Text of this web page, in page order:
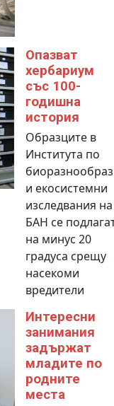
Опазват
хербариум
със 100-
годишна
история
Образците в
Института по
и екосистемни
изследвания на
БАН се
на минус 20
градуса срещу
насекоми
вредители
Интересни
занимания
задържат
младите по
родните
места